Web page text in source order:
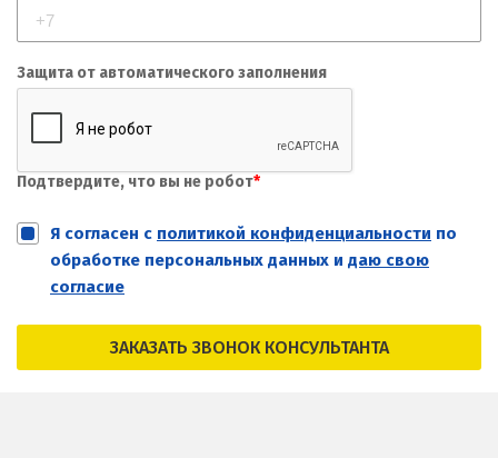
Защита от автоматического заполнения
Подтвердите, что вы не робот*
Я согласен с политикой конфиденциальности по
обработке персональных данных и даю свою
согласие
ЗАКАЗАТЬ ЗВОНОК КОНСУЛЬТАНТА